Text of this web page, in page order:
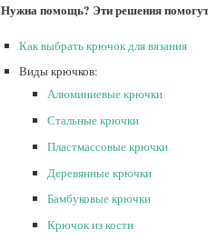
Нужна помощь? Эти решения
Как выбрать крючок для вязания
Виды крючков:
Алюминиевые крючки
Стальные крючки
Пластмассовые крючки
Деревянные крючки
Бамбуковые крючки
Крючок из кости